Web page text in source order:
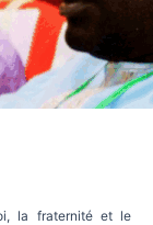
la fraternité et le